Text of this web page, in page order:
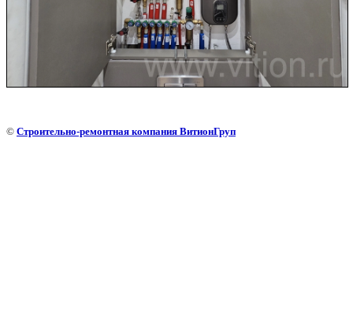
© Строительно-ремонтная компания ВитионГруп